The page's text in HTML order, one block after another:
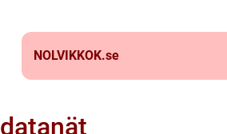
NOLVIKKOK.se
datanät